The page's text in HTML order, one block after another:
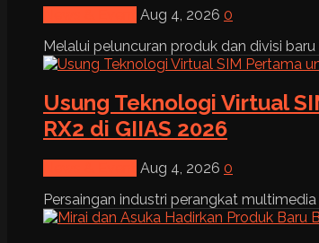
Aug 4, 2026 0
Melalui peluncuran produk dan divisi baru
Usung Teknologi Virtual
RX2 di GIIAS 2026
Aug 4, 2026 0
Persaingan industri perangkat